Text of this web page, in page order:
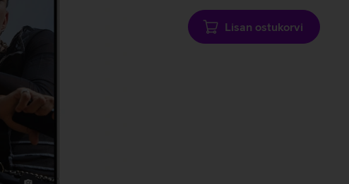
Lisan ostukorvi